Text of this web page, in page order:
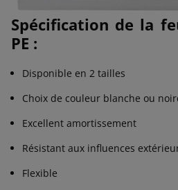
Spécification de la
PE :
Disponible en 2 tailles
Choix de couleur blanche ou
Excellent amortissement
Résistant aux influences
Flexible